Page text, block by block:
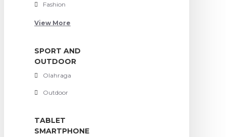
Fashion
View More
SPORT AND
OUTDOOR
Olahraga
Outdoor
TABLET
SMARTPHONE